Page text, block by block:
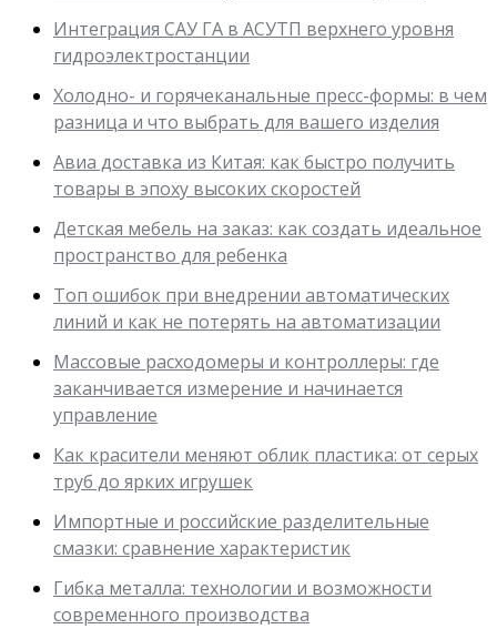
Интеграция САУ ГА в АСУТП верхнего уровня
гидроэлектростанции
Холодно- и горячеканальные пресс-формы: в чем
разница и что выбрать для вашего изделия
Авиа доставка из Китая: как быстро получить
товары в эпоху высоких скоростей
Детская мебель на заказ: как создать идеальное
пространство для ребенка
Топ ошибок при внедрении автоматических
линий и как не потерять на автоматизации
Массовые расходомеры и контроллеры: где
заканчивается измерение и начинается
управление
Как красители меняют облик пластика: от серых
труб до ярких игрушек
Импортные и российские разделительные
смазки: сравнение характеристик
Гибка металла: технологии и возможности
современного производства